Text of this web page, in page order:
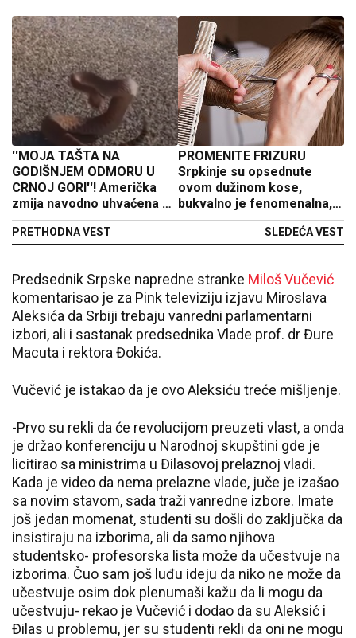
''MOJA TAŠTA NA
GODIŠNJEM ODMORU U
CRNOJ GORI''! Američka
zmija navodno uhvaćena na
Skadarskom jezeru,
komentari na mrežama
PRETHODNA VEST
PROMENITE FRIZURU
Srpkinje su opsednute
ovom dužinom kose,
bukvalno je fenomenalna,
frizeri imaju pune ruke
SLEDEĆA VEST
Predsednik Srpske napredne stranke Miloš Vučević
komentarisao je za Pink televiziju izjavu Miroslava
Aleksića da Srbiji trebaju vanredni parlamentarni
izbori, ali i sastanak predsednika Vlade prof. dr Đure
Macuta i rektora Đokića.
Vučević je istakao da je ovo Aleksiću treće mišljenje.
-Prvo su rekli da će revolucijom preuzeti vlast, a onda
je držao konferenciju u Narodnoj skupštini gde je
licitirao sa ministrima u Đilasovoj prelaznoj vladi.
Kada je video da nema prelazne vlade, juče je izašao
sa novim stavom, sada traži vanredne izbore. Imate
još jedan momenat, studenti su došli do zaključka da
insistiraju na izborima, ali da samo njihova
studentsko- profesorska lista može da učestvuje na
izborima. Čuo sam još luđu ideju da niko ne može da
učestvuje osim dok plenumaši kažu da li mogu da
učestvuju- rekao je Vučević i dodao da su Aleksić i
Đilas u problemu, jer su studenti rekli da oni ne mogu